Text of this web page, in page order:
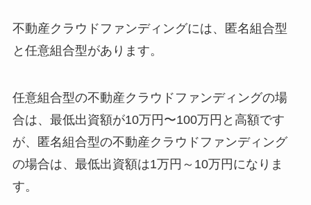
不動産クラウドファンディングには、匿名組合型
と任意組合型があります。
任意組合型の不動産クラウドファンディングの場
合は、最低出資額が10万円〜100万円と高額です
が、匿名組合型の不動産クラウドファンディング
の場合は、最低出資額は1万円～10万円になりま
す。